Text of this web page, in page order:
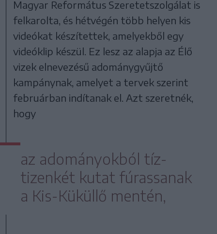
Magyar Református Szeretetszolgálat is
felkarolta, és hétvégén több helyen kis
videókat készítettek, amelyekből egy
videóklip készül. Ez lesz az alapja az Élő
vizek elnevezésű adománygyűjtő
kampánynak, amelyet a tervek szerint
februárban indítanak el. Azt szeretnék,
hogy
az adományokból tíz-
tizenkét kutat fúrassanak
a Kis-Küküllő mentén,